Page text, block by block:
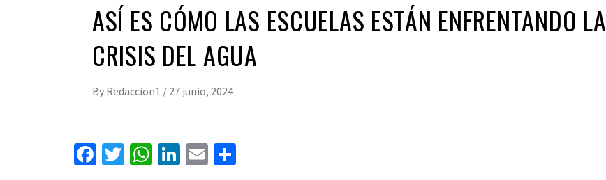
ASÍ ES CÓMO LAS ESCUELAS ESTÁN ENFRENTANDO LA
CRISIS DEL AGUA
By Redaccion1 / 27 junio, 2024
Facebook
Twitter
WhatsApp
LinkedIn
Email